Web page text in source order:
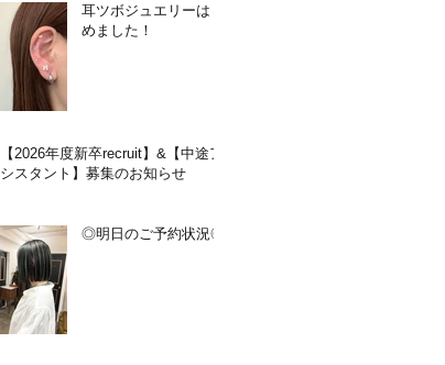
耳ツボジュエリーはじ
めました！
【2026年度新卒recruit】&【中途ア
シスタント】募集のお知らせ
◎明日のご予約状況◎